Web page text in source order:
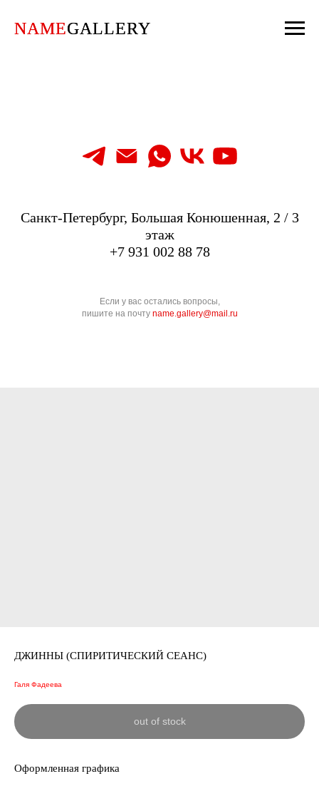
NAMEGALLERY
Санкт-Петербург, Большая Конюшенная, 2 / 3
этаж
+7 931 002 88 78
Если у вас остались вопросы,
пишите на почту name.gallery@mail.ru
ДЖИННЫ (СПИРИТИЧЕСКИЙ СЕАНС)
Галя Фадеева
out of stock
Оформленная графика
NAMEGALLERY